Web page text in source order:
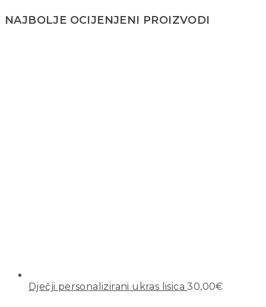
NAJBOLJE OCIJENJENI PROIZVODI
Dječji personalizirani ukras lisica 30,00€